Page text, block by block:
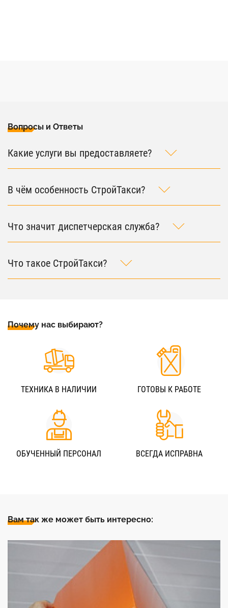
Вопросы и Ответы
Какие услуги вы предоставляете?
В чём особенность СтройТакси?
Что значит диспетчерская служба?
Что такое СтройТакси?
Почему нас выбирают?
ТЕХНИКА В НАЛИЧИИ ГОТОВЫ К РАБОТЕ
ОБУЧЕННЫЙ ПЕРСОНАЛ ВСЕГДА ИСПРАВНА
Вам так же может быть интересно: